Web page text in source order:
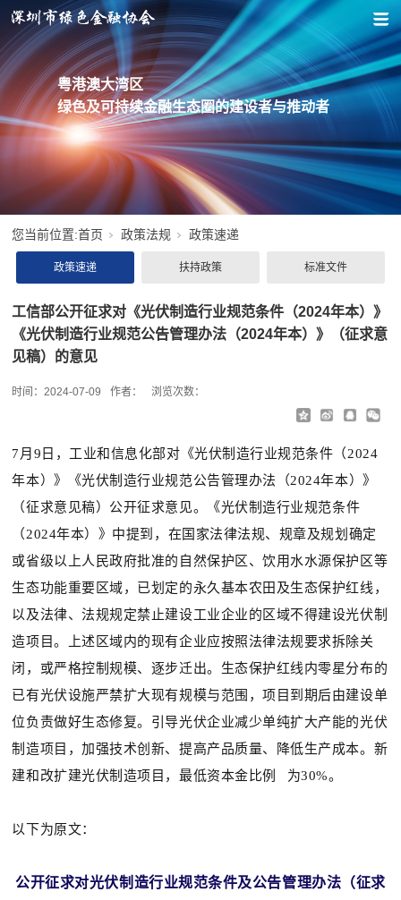
粤港澳大湾区
绿色及可持续金融生态圈的建设者与推动者
您当前位置:首页 政策法规 政策速递
政策速递 扶持政策 标准文件
工信部公开征求对《光伏制造行业规范条件（2024年本）》
《光伏制造行业规范公告管理办法（2024年本）》（征求意
见稿）的意见
时间： 2024-07-09 作者： 浏览次数：
7月9日，工业和信息化部对《光伏制造行业规范条件（2024
年本）》《光伏制造行业规范公告管理办法（2024年本）》
（征求意见稿）公开征求意见。
《光伏制造行业规范条件
（2024年本）》中提到，在国家法律法规、规章及规划确定
或省级以上人民政府批准的自然保护区、饮用水水源保护区等
生态功能重要区域，已划定的永久基本农田及生态保护红线，
以及法律、法规规定禁止建设工业企业的区域不得建设光伏制
造项目。上述区域内的现有企业应按照法律法规要求拆除关
闭，或严格控制规模、逐步迁出。生态保护红线内零星分布的
已有光伏设施严禁扩大现有规模与范围，项目到期后由建设单
位负责做好生态修复。引导光伏企业减少单纯扩大产能的光伏
制造项目，加强技术创新、提高产品质量、降低生产成本。 新
建和改扩建光伏制造项目，最低资本金比例 为30%。
以下为原文：
公开征求对光伏制造行业规范条件及公告管理办法（征求